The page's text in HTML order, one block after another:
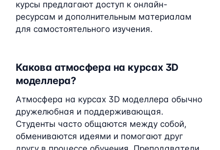
курсы предлагают доступ к онлайн-
ресурсам и дополнительным материалам
для самостоятельного изучения.
Какова атмосфера на курсах 3D
моделлера?
Атмосфера на курсах 3D моделлера обычно
дружелюбная и поддерживающая.
Студенты часто общаются между собой,
обмениваются идеями и помогают друг